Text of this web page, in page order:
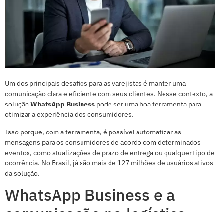
Um dos principais desafios para as varejistas é manter uma
comunicação clara e eficiente com seus clientes. Nesse contexto, a
soluçãoWhatsApp Business pode ser uma boa ferramenta para
otimizar a experiência dos consumidores.
Isso porque, com a ferramenta, é possível automatizar as
mensagens para os consumidores de acordo com determinados
eventos, como atualizações de prazo de entrega ou qualquer tipo de
ocorrência. No Brasil, já são mais de 127 milhões de usuários ativos
da solução.
WhatsApp Business e a